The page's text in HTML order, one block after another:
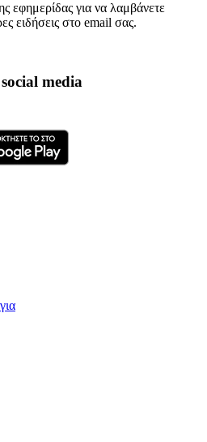
εφημερίδας για να λαμβάνετε
ειδήσεις στο email σας.
media